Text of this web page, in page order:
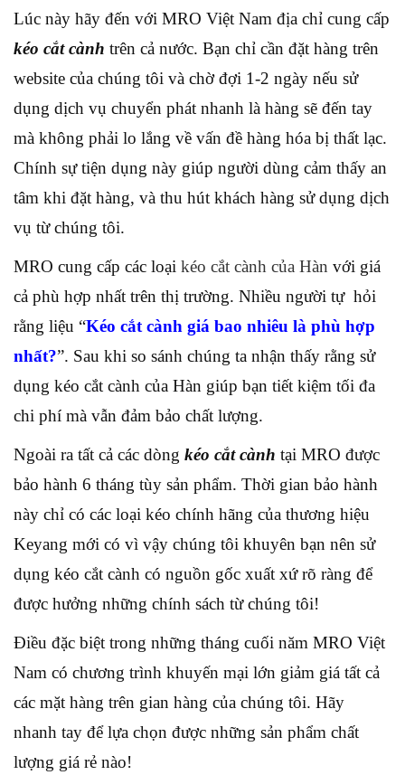
Lúc này hãy đến với MRO Việt Nam địa chỉ cung cấp
kéo cắt cành trên cả nước. Bạn chỉ cần đặt hàng trên
website của chúng tôi và chờ đợi 1-2 ngày nếu sử
dụng dịch vụ chuyển phát nhanh là hàng sẽ đến tay
mà không phải lo lắng về vấn đề hàng hóa bị thất lạc.
Chính sự tiện dụng này giúp người dùng cảm thấy an
tâm khi đặt hàng, và thu hút khách hàng sử dụng dịch
vụ từ chúng tôi.
MRO cung cấp các loại kéo cắt cành của Hàn với giá
cả phù hợp nhất trên thị trường. Nhiều người tự hỏi
rằng liệu “Kéo cắt cành giá bao nhiêu là phù hợp
nhất?”. Sau khi so sánh chúng ta nhận thấy rằng sử
dụng kéo cắt cành của Hàn giúp bạn tiết kiệm tối đa
chi phí mà vẫn đảm bảo chất lượng.
Ngoài ra tất cả các dòng kéo cắt cành tại MRO được
bảo hành 6 tháng tùy sản phẩm. Thời gian bảo hành
này chỉ có các loại kéo chính hãng của thương hiệu
Keyang mới có vì vậy chúng tôi khuyên bạn nên sử
dụng kéo cắt cành có nguồn gốc xuất xứ rõ ràng để
được hưởng những chính sách từ chúng tôi!
Điều đặc biệt trong những tháng cuối năm MRO Việt
Nam có chương trình khuyến mại lớn giảm giá tất cả
các mặt hàng trên gian hàng của chúng tôi. Hãy
nhanh tay để lựa chọn được những sản phẩm chất
lượng giá rẻ nào!